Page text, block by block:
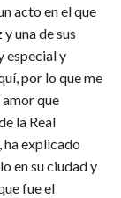
acto en el que
una de sus
especial y
por lo que me
que
la Real
ha explicado
en su ciudad y
fue el